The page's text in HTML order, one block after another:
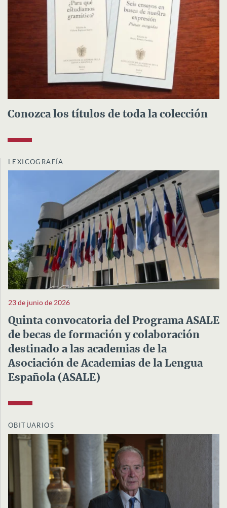
Conozca los títulos de toda la colección
LEXICOGRAFÍA
23 de junio de 2026
Quinta convocatoria del Programa ASALE
de becas de formación y colaboración
destinado a las academias de la
Asociación de Academias de la Lengua
Española (ASALE)
OBITUARIOS